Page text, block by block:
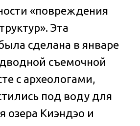
«повреждения
Эта
сделана в январе
съемочной
с археологами,
под воду для
озера Киэндэо и